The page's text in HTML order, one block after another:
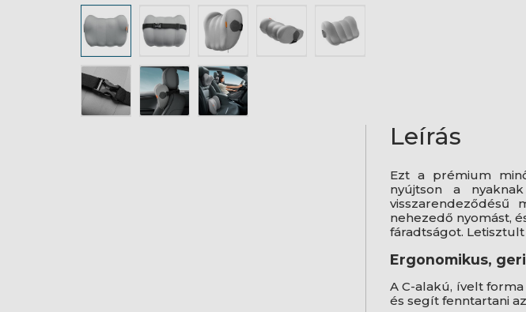
Leírás
Ezt a prémium
nyújtson a
visszarendeződésű
nehezedő nyomást,
fáradtságot.
Ergonomikus,
A C-alakú, ívelt
és segít fenntartani